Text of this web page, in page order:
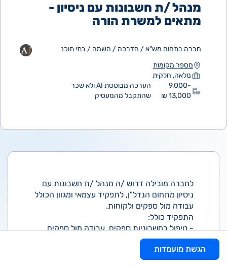
מנהל /ת חשבונות עם ניסיון -
מתאים למשרת הורה
חברה בתחום מש"א / הדרכה / השמה / בתי תוכנ
מספר מקומות
מלאה, חלקית
9,000-
13,000 ₪
הערכה מבוססת AI ולא שכר
שהתקבל מהמעסיק
לחברה מובילה דרוש /ה מנהל /ת חשבונות עם
ניסיון מתחום הנדל"ן, לתפקיד עצמאי ומגוון הכולל
עבודה מול ספקים ולקוחות.
התפקיד כולל:
- טיפול בחשבוניות ספקים, עבודה מול ספקים
שוטפים ומשתנים, ניהול כרטיסים, החזרי פיקדונות
ללקוחות.
- בקרה שוטפת תוך שמירה על דיוק גבוה.
הגשת מועמדות